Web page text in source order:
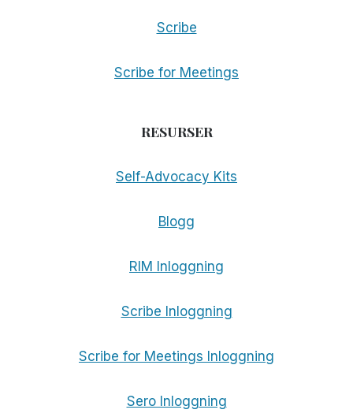
Scribe
Scribe for Meetings
RESURSER
Self-Advocacy Kits
Blogg
RIM Inloggning
Scribe Inloggning
Scribe for Meetings Inloggning
Sero Inloggning